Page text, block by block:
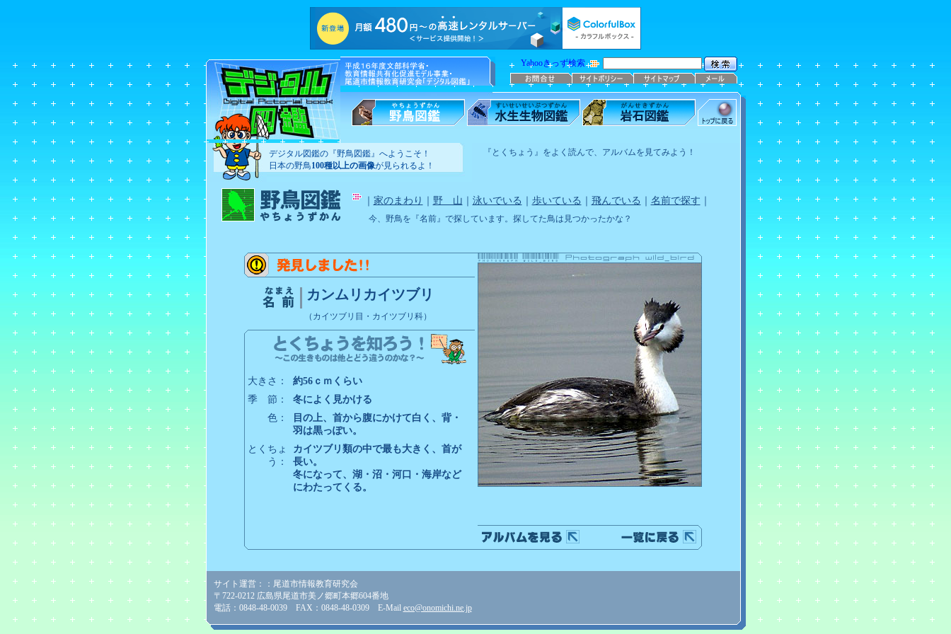
Yahooきっず検索
デジタル図鑑の『野鳥図鑑』へようこそ！
日本の野鳥100種以上の画像が見られるよ！
『とくちょう』をよく読んで、アルバムを見てみよう！
｜ 家のまわり ｜ 野 山 ｜ 泳いでいる ｜ 歩いている ｜ 飛んでいる ｜ 名前で探す ｜
今、野鳥を『名前』で探しています。探してた鳥は見つかったかな？
カンムリカイツブリ
（カイツブリ目・カイツブリ科）
大きさ：
約56ｃｍくらい
季 節：
冬によく見かける
色：
目の上、首から腹にかけて白く、背・
羽は黒っぽい。
とくちょ
う：
カイツブリ類の中で最も大きく、首が
長い。
冬になって、湖・沼・河口・海岸など
にわたってくる。
サイト運営：：尾道市情報教育研究会
〒722-0212 広島県尾道市美ノ郷町本郷604番地
電話：0848-48-0039 FAX：0848-48-0309 E-Mail eco@onomichi.ne.jp